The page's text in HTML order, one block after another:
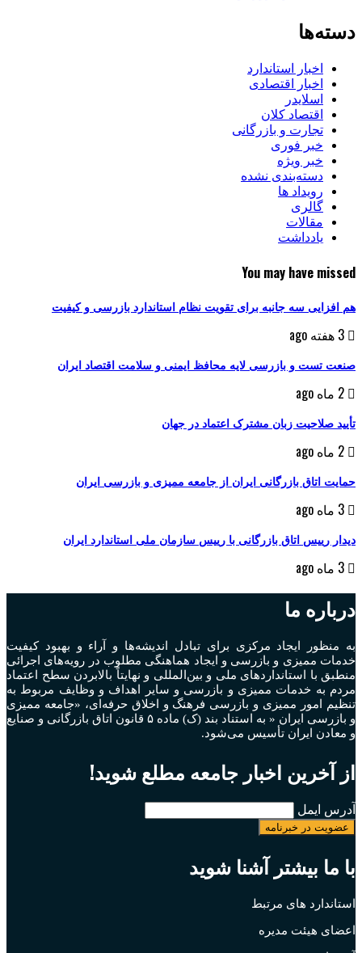
دسته‌ها
اخبار استاندارد
اخبار اقتصادی
اسلایدر
اقتصاد کلان
تجارت و بازرگانی
خبر فوری
خبر ویژه
دسته‌بندی نشده
رویداد ها
گالری
مقالات
یادداشت
You may have missed
هم افزایی سه جانبه برای تقویت نظام استاندارد بازرسی و کیفیت
صنعت تست و بازرسی لایه محافظ ایمنی و سلامت اقتصاد ایران
تأیید صلاحیت زبان مشترک اعتماد در جهان
حمایت اتاق بازرگانی ایران از جامعه ممیزی و بازرسی ایران
دیدار رییس اتاق بازرگانی با رییس سازمان ملی استاندارد ایران
درباره ما
به منظور ايجاد مرکزی برای تبادل انديشه‌ها و آراء و بهبود کيفيت
خدمات مميزی و بازرسی و ايجاد هماهنگی مطلوب در رويه‌های اجرائی
منطبق با استانداردهای ملی و بين‌المللی و نهايتاً بالابردن سطح اعتماد
مردم به خدمات مميزی و بازرسی و ساير اهداف و وظايف مربوط به
تنظيم امور مميزی و بازرسی فرهنگ و اخلاق حرفه‌ای، «جامعه مميزی
و بازرسی ايران « به استناد بند (ک) ماده ۵ قانون اتاق بازرگانی و صنايع
و معادن ايران تأسيس می‌شود.
از آخرین اخبار جامعه مطلع شوید!
آدرس ایمل
با ما بیشتر آشنا شوید
استاندارد های مرتبط
اعضای هیئت مدیره